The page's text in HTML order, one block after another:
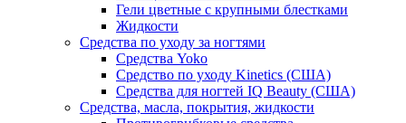
Гели цветные с крупными блестками
Жидкости
Средства по уходу за ногтями
Средства Yoko
Средство по уходу Kinetics (США)
Средства для ногтей IQ Beauty (США)
Средства, масла, покрытия, жидкости